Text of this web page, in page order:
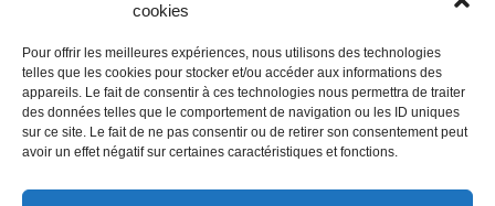
cookies
Pour offrir les meilleures expériences, nous utilisons des technologies
telles que les cookies pour stocker et/ou accéder aux informations des
appareils. Le fait de consentir à ces technologies nous permettra de traiter
des données telles que le comportement de navigation ou les ID uniques
sur ce site. Le fait de ne pas consentir ou de retirer son consentement peut
avoir un effet négatif sur certaines caractéristiques et fonctions.
L’hypnose conversationnelle stratégique PTR
Traitement des traumas
Traitement des maladies psychosomatiques
Psychothérapie générale
Hypnothérapies à prix très doux